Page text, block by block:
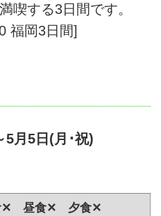
喫する3日間です。
福岡3日間]
5月5日(月･祝)
✕ 昼食✕ 夕食✕